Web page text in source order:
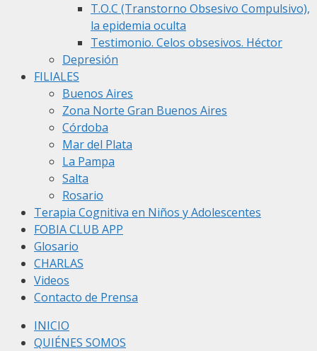
T.O.C (Transtorno Obsesivo Compulsivo),
la epidemia oculta
Testimonio. Celos obsesivos. Héctor
Depresión
FILIALES
Buenos Aires
Zona Norte Gran Buenos Aires
Córdoba
Mar del Plata
La Pampa
Salta
Rosario
Terapia Cognitiva en Niños y Adolescentes
FOBIA CLUB APP
Glosario
CHARLAS
Videos
Contacto de Prensa
INICIO
QUIÉNES SOMOS